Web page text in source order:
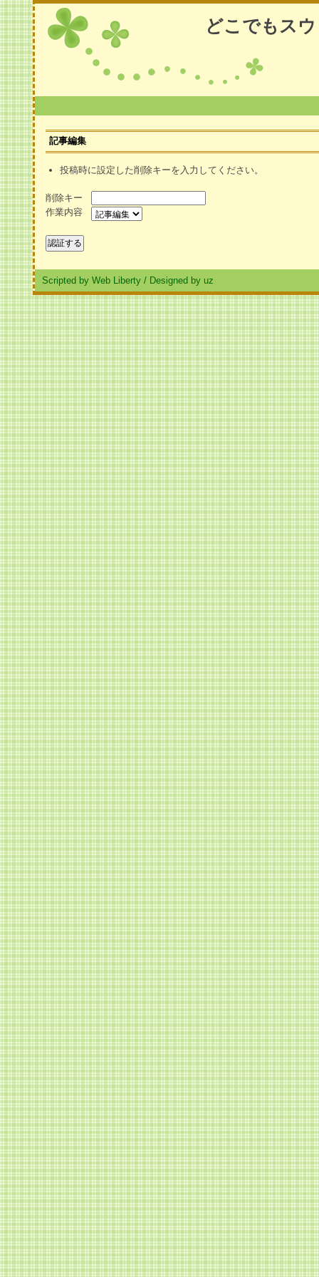
どこでもス
記事編集
投稿時に設定した削除キーを入力してください。
削除キー
作業内容
Scripted by Web Liberty / Designed by uz